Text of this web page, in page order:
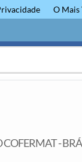
O Mais
-